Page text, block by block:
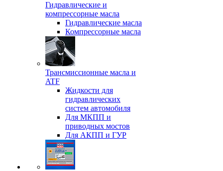
Гидравлические и
компрессорные масла
Гидравлические масла
Компрессорные масла
Трансмиссионные масла и
ATF
Жидкости для
гидравлических
систем автомобиля
Для МКПП и
приводных мостов
Для АКПП и ГУР